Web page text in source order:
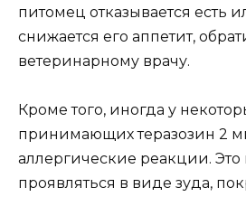
питомец отказывается есть
снижается его аппетит,
ветеринарному врачу.
Кроме того, иногда у
принимающих теразозин 2
аллергические реакции. Это
проявляться в виде зуда,